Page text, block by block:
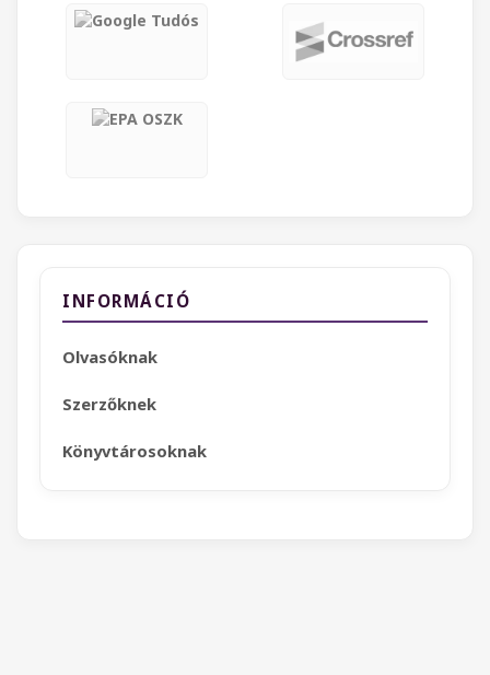
INFORMÁCIÓ
Olvasóknak
Szerzőknek
Könyvtárosoknak